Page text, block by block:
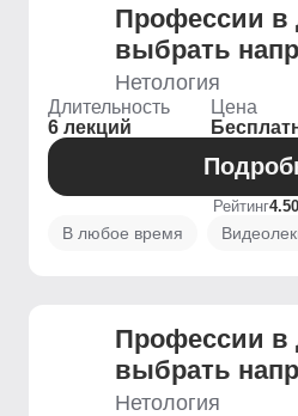
Профессии в
выбрать
Нетология
Длительность
6 лекций
Цена
Рейтинг4.50
В любое время
Профессии в
выбрать
Нетология